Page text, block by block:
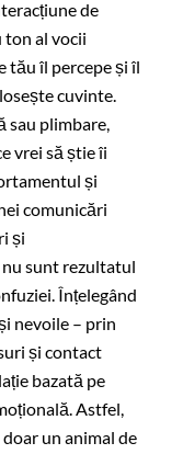
de
ton al vocii
tău îl percepe și îl
cuvinte.
sau plimbare,
vrei să știe îi
și
comunicări
și
sunt rezultatul
Înțelegând
nevoile – prin
și contact
bazată pe
Astfel,
un animal de